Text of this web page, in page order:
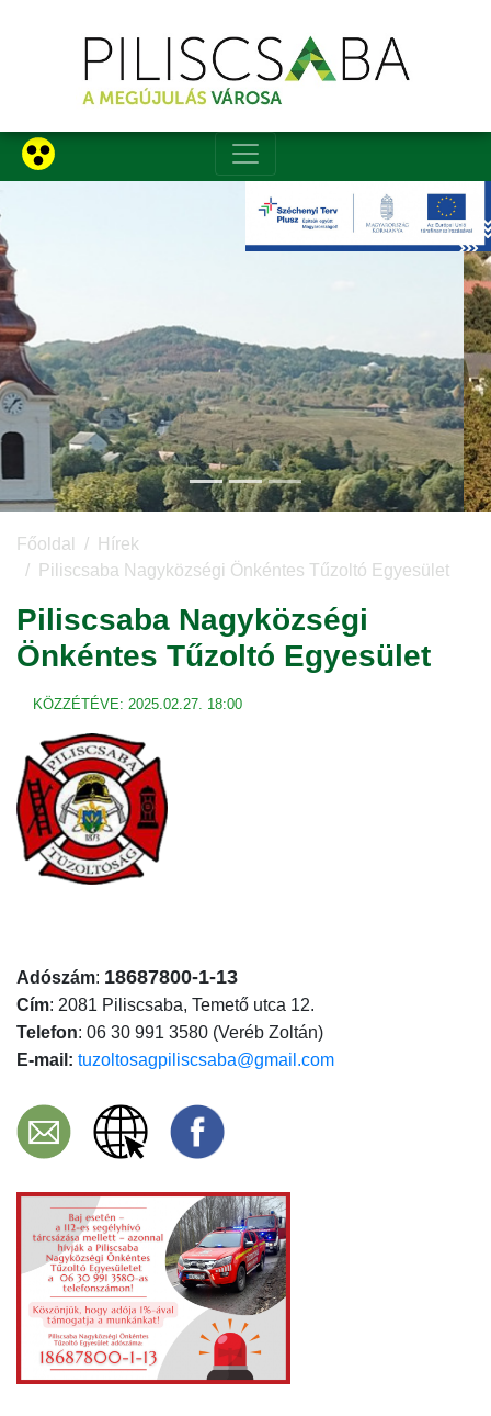
Főoldal
Hírek
Piliscsaba Nagyközségi Önkéntes Tűzoltó Egyesület
Piliscsaba Nagyközségi
Önkéntes Tűzoltó Egyesület
KÖZZÉTÉVE: 2025.02.27. 18:00
Adószám: 18687800-1-13
Cím: 2081 Piliscsaba, Temető utca 12.
Telefon: 06 30 991 3580 (Veréb Zoltán)
E-mail: tuzoltosagpiliscsaba@gmail.com